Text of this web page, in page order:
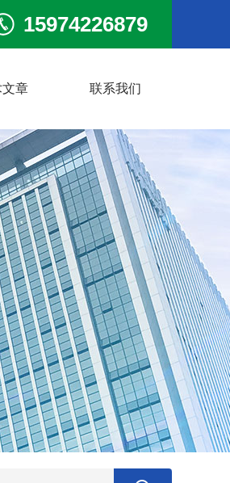
15974226879
章 联系我们